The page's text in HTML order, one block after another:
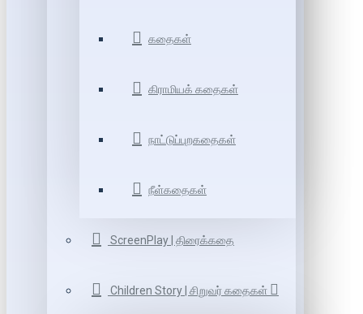
கதைகள்
கிராமியக் கதைகள்
நாட்டுப்புறகதைகள்
நீள்கதைகள்
ScreenPlay | திரைக்கதை
Children Story | சிறுவர் கதைகள்